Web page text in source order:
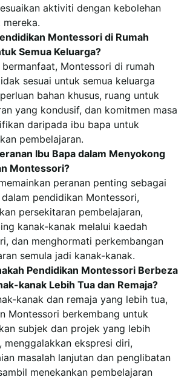
aktiviti dengan kebolehan
Montessori di Rumah
Semua Keluarga?
bermanfaat, Montessori di rumah
sesuai untuk semua keluarga
bahan khusus, ruang untuk
yang kondusif, dan komitmen masa
daripada ibu bapa untuk
pembelajaran.
Ibu Bapa dalam Menyokong
Montessori?
peranan penting sebagai
pendidikan Montessori,
persekitaran pembelajaran,
kanak-kanak melalui kaedah
dan menghormati perkembangan
semula jadi kanak-kanak.
Pendidikan Montessori Berbeza
kanak Lebih Tua dan Remaja?
kanak dan remaja yang lebih tua,
Montessori berkembang untuk
subjek dan projek yang lebih
menggalakkan ekspresi diri,
masalah lanjutan dan penglibatan
menekankan pembelajaran